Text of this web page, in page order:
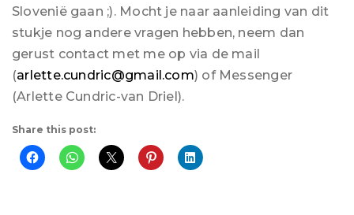
Slovenië gaan ;). Mocht je naar aanleiding van dit
stukje nog andere vragen hebben, neem dan
gerust contact met me op via de mail
(arlette.cundric@gmail.com) of Messenger
(Arlette Cundric-van Driel).
Share this post: